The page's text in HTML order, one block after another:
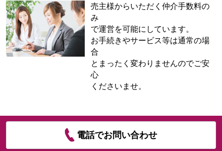
売主様からいただく仲介手数料の
み
で運営を可能にしています。
お手続きやサービス等は通常の場
合
とまったく変わりませんのでご安
心
くださいませ。
電話でお問い合わせ